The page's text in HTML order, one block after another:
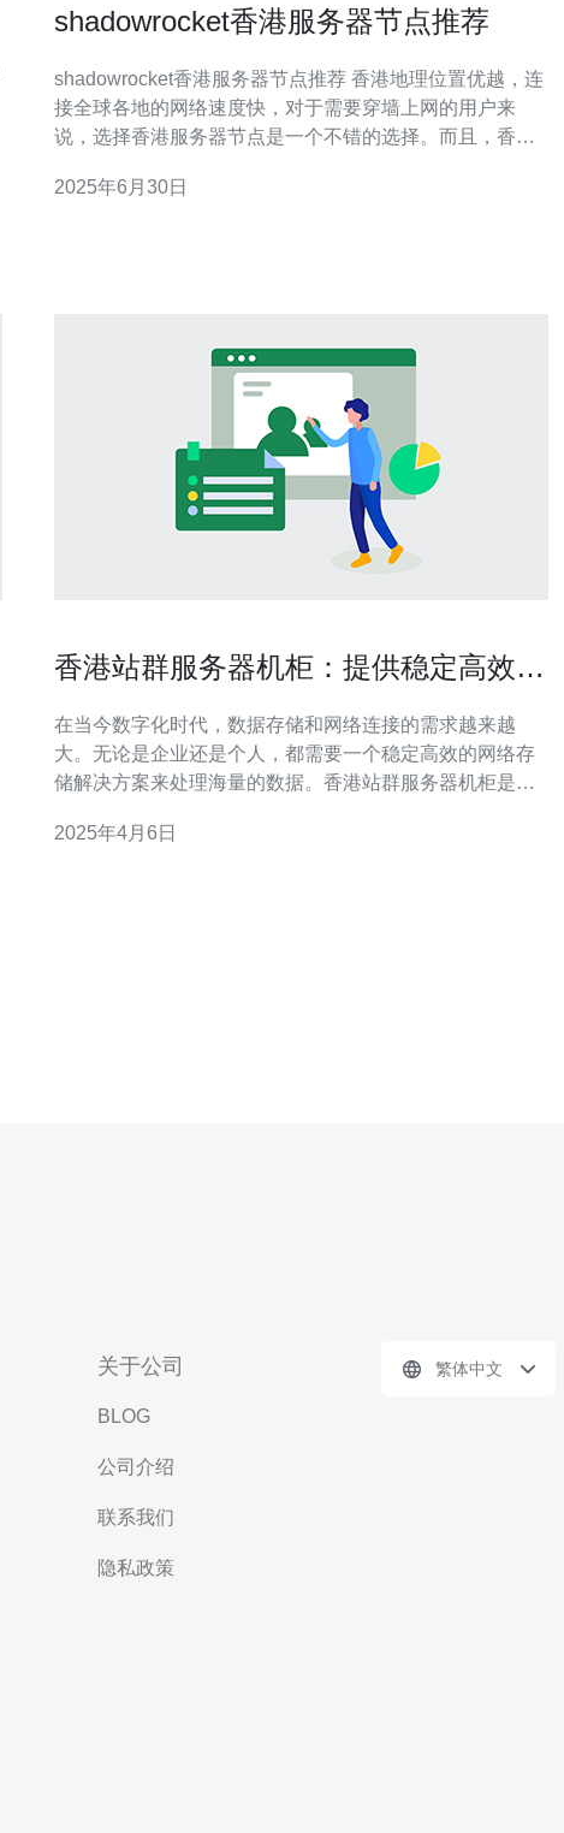
shadowrocket香港服务器节点推荐
shadowrocket香港服务器节点推荐 香港地理位置优越，连
接全球各地的网络速度快，对于需要穿墙上网的用户来
说，选择香港服务器节点是一个不错的选择。而且，香港
连接畅通无阻。 以下是几个值得推荐的shadowrocket香港
2025年6月30日
香港站群服务器机柜：提供稳定高效的
在当今数字化时代，数据存储和网络连接的需求越来越
大。无论是企业还是个人，都需要一个稳定高效的网络存
储解决方案来处理海量的数据。香港站群服务器机柜是一
以轻松管理和存储数据。 香港站群服务器机柜采用先进的
2025年4月6日
关于公司
BLOG
公司介绍
联系我们
隐私政策
繁体中文